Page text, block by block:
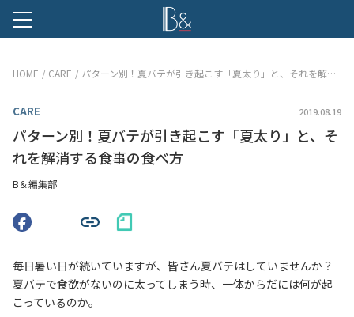
HOME CARE パターン別！夏バテが引き起こす「夏太り」と、それを解消する食事の食べ方
CARE 2019.08.19
パターン別！夏バテが引き起こす「夏太り」と、そ
れを解消する食事の食べ方
B＆編集部
毎日暑い日が続いていますが、皆さん夏バテはしていませんか？
夏バテで食欲がないのに太ってしまう時、一体からだには何が起
こっているのか。